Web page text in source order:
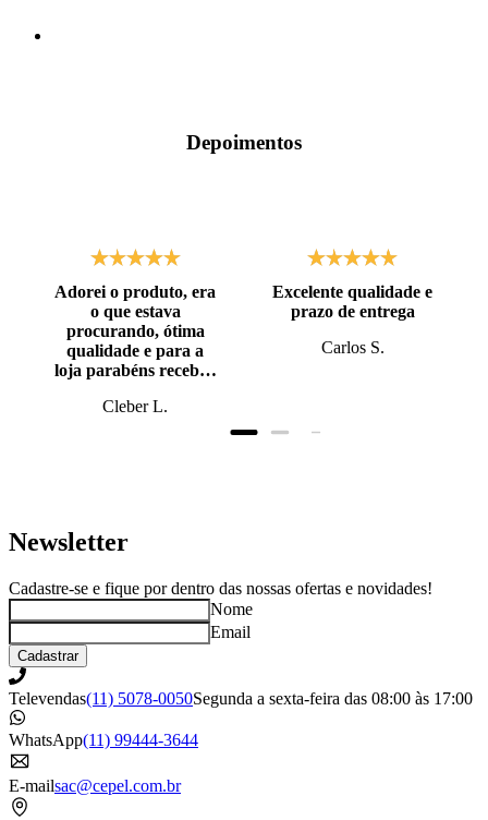
Depoimentos
Adorei o produto, era
o que estava
procurando, ótima
qualidade e para a
loja parabéns recebi o
prazo, super bem
Cleber L.
Excelente qualidade e
prazo de entrega
Carlos S.
Newsletter
Cadastre-se e fique por dentro das nossas ofertas e novidades!
Nome
Email
Cadastrar
Televendas(11) 5078-0050Segunda a sexta-feira das 08:00 às 17:00
WhatsApp(11) 99444-3644
E-mailsac@cepel.com.br